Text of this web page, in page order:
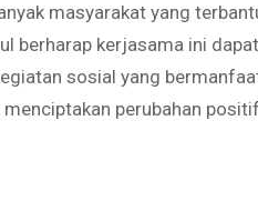
masyarakat yang
berharap kerjasama ini
sosial yang
perubahan